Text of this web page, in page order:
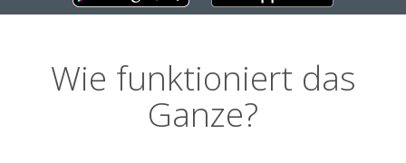
Wie funktioniert das
Ganze?